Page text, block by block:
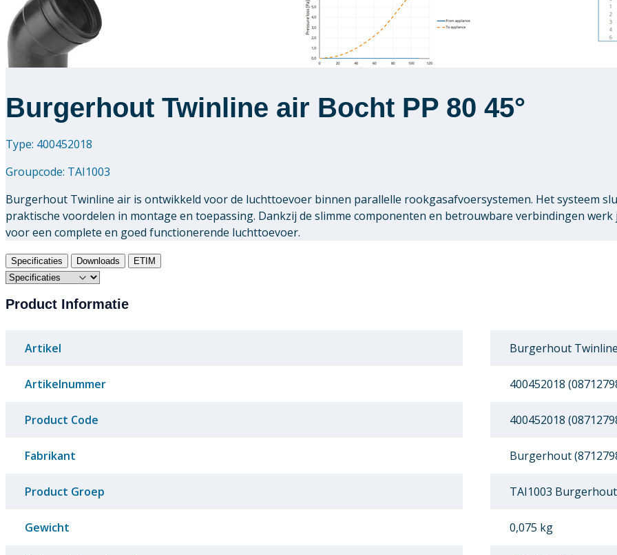
Burgerhout Twinline air Bocht PP 80 45°
Type: 400452018
Groupcode: TAI1003
Burgerhout Twinline air is ontwikkeld voor de luchttoevoer binnen parallelle rookgasafvoersystemen. Het systeem
praktische voordelen in montage en toepassing. Dankzij de slimme componenten en betrouwbare verbindingen
voor een complete en goed functionerende luchttoevoer.
Specificaties Downloads ETIM
Product Informatie
Artikel Burgerhout
Artikelnummer 400452018
Product Code 400452018
Fabrikant Burgerhout
Product Groep TAI1003
Gewicht 0,075 kg